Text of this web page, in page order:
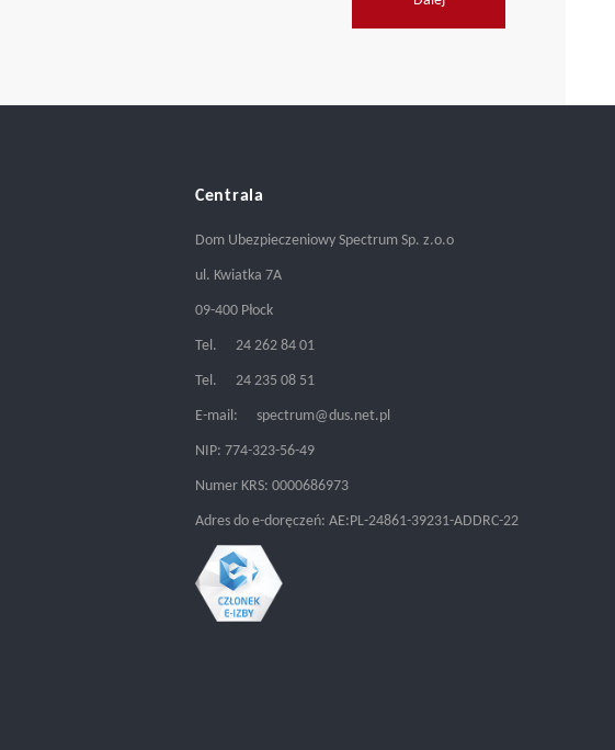
Centrala
Dom Ubezpieczeniowy Spectrum Sp. z.o.o
ul. Kwiatka 7A
09-400 Płock
Tel. 24 262 84 01
Tel. 24 235 08 51
E-mail: spectrum@dus.net.pl
NIP: 774-323-56-49
Numer KRS: 0000686973
Adres do e-doręczeń: AE:PL-24861-39231-ADDRC-22